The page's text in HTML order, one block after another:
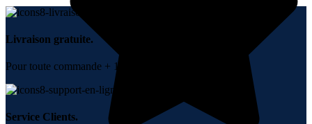
Livraison gratuite.
Pour toute commande + 10000 DH.
Service Clients.